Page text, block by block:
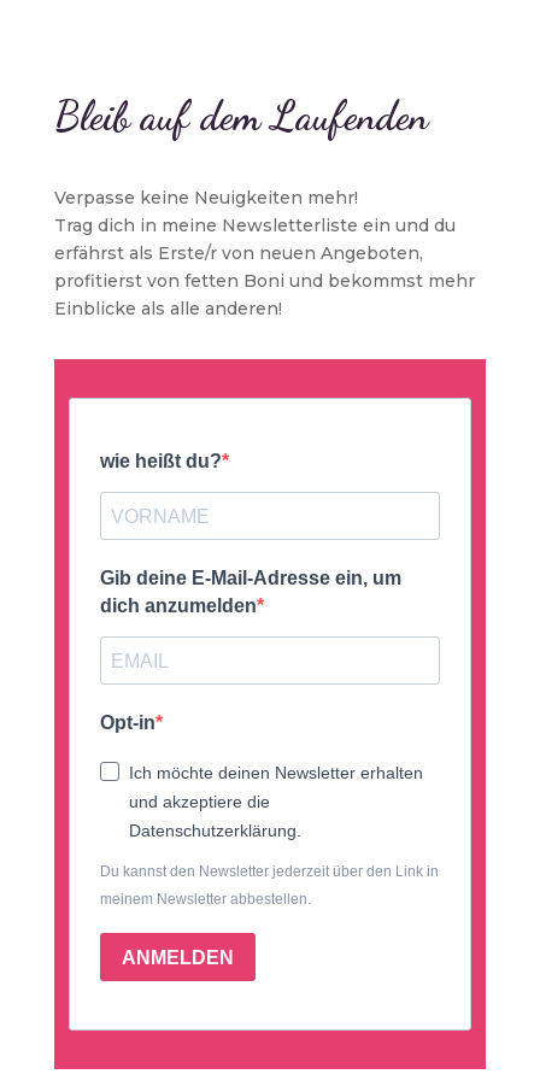
Bleib auf dem Laufenden
Verpasse keine Neuigkeiten mehr!
Trag dich in meine Newsletterliste ein und du
erfährst als Erste/r von neuen Angeboten,
profitierst von fetten Boni und bekommst mehr
Einblicke als alle anderen!
wie heißt du?
Gib deine E-Mail-Adresse ein, um
dich anzumelden
Opt-in
Ich möchte deinen Newsletter erhalten
und akzeptiere die
Datenschutzerklärung.
Du kannst den Newsletter jederzeit über den Link in
meinem Newsletter abbestellen.
ANMELDEN